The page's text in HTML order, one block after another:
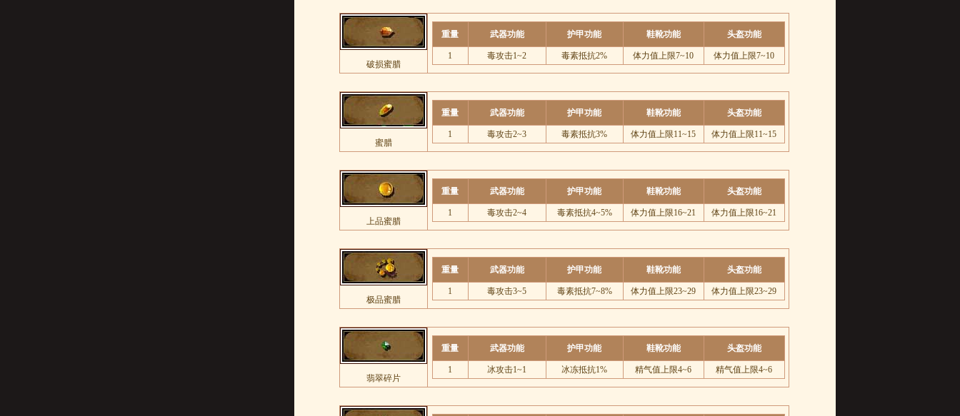
破损蜜腊
重量 武器功能 护甲功能 鞋靴功能 头盔功能
1 毒攻击1~2 毒素抵抗2% 体力值上限7~10 体力值上限7~10
蜜腊
重量 武器功能 护甲功能 鞋靴功能 头盔功能
1 毒攻击2~3 毒素抵抗3% 体力值上限11~15 体力值上限11~15
上品蜜腊
重量 武器功能 护甲功能 鞋靴功能 头盔功能
1 毒攻击2~4 毒素抵抗4~5% 体力值上限16~21 体力值上限16~21
极品蜜腊
重量 武器功能 护甲功能 鞋靴功能 头盔功能
1 毒攻击3~5 毒素抵抗7~8% 体力值上限23~29 体力值上限23~29
翡翠碎片
重量 武器功能 护甲功能 鞋靴功能 头盔功能
1 冰攻击1~1 冰冻抵抗1% 精气值上限4~6 精气值上限4~6